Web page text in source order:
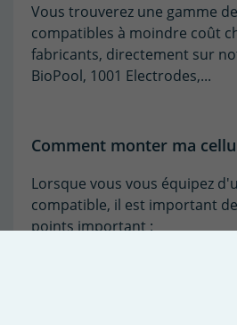
Vous trouverez une gamme
compatibles à moindre coût
fabricants, directement sur
BioPool, 1001 Electrodes,...
Comment monter ma
Lorsque vous vous équipez
compatible, il est important
points important :